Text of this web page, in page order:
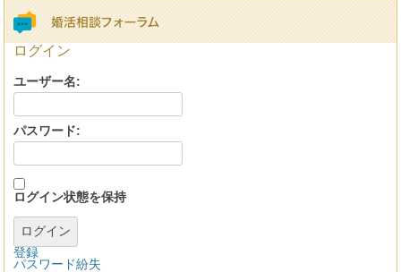
ログイン
ユーザー名:
パスワード:
ログイン状態を保持
ログイン
登録
パスワード紛失